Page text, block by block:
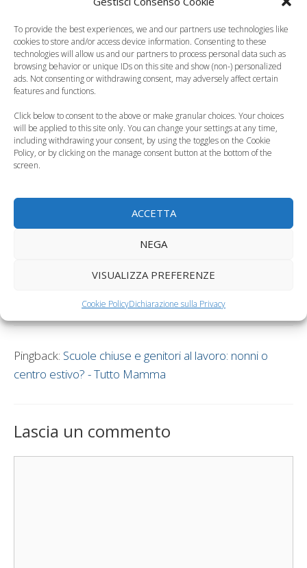
To provide the best experiences, we and our partners use technologies like
cookies to store and/or access device information. Consenting to these
technologies will allow us and our partners to process personal data such as
browsing behavior or unique IDs on this site and show (non-) personalized
ads. Not consenting or withdrawing consent, may adversely affect certain
features and functions.
Click below to consent to the above or make granular choices. Your choices
will be applied to this site only. You can change your settings at any time,
including withdrawing your consent, by using the toggles on the Cookie
Policy, or by clicking on the manage consent button at the bottom of the
screen.
ACCETTA
NEGA
VISUALIZZA PREFERENZE
Cookie PolicyDichiarazione sulla Privacy
lavoratrici
Bambini coccolati, da grandi adulti sereni
Divertirsi pedalando: dal triciclo alla prima bicicletta
3 commenti su “Vacanze
finite, e adesso che si fa?”
Pingback:Giocare con i bambini: dipingere i sassi - Tutto
”In viaggio con i bambini”, il vademecum del
Pingback: Scuole chiuse e genitori al lavoro: nonni o
centro estivo? - Tutto Mamma
Lascia un commento